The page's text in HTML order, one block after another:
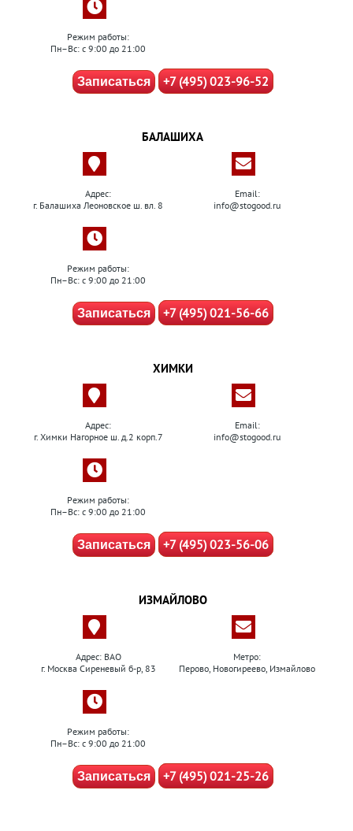
Режим работы:
Пн–Вс: с 9:00 до 21:00
Записаться +7 (495) 023-96-52
БАЛАШИХА
Адрес:
г. Балашиха Леоновское ш. вл. 8
Email:
info@stogood.ru
Режим работы:
Пн–Вс: с 9:00 до 21:00
Записаться +7 (495) 021-56-66
ХИМКИ
Адрес:
г. Химки Нагорное ш. д.2 корп.7
Email:
info@stogood.ru
Режим работы:
Пн–Вс: с 9:00 до 21:00
Записаться +7 (495) 023-56-06
ИЗМАЙЛОВО
Адрес: ВАО
г. Москва Сиреневый б-р, 83
Метро:
Перово, Новогиреево, Измайлово
Режим работы:
Пн–Вс: с 9:00 до 21:00
Записаться +7 (495) 021-25-26